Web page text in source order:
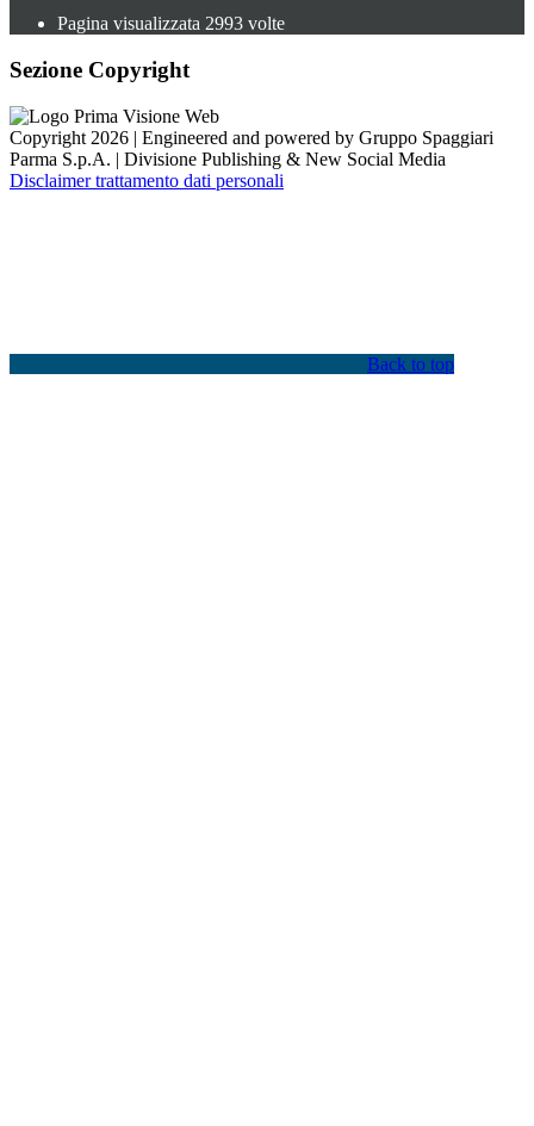
Pagina visualizzata 2993 volte
Sezione Copyright
Copyright 2026 | Engineered and powered by Gruppo Spaggiari
Parma S.p.A. | Divisione Publishing & New Social Media
Disclaimer trattamento dati personali
Back to top